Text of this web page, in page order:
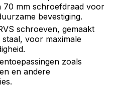
70 mm schroefdraad voor
bevestiging.
schroeven, gemaakt
voor maximale
zoals
en andere